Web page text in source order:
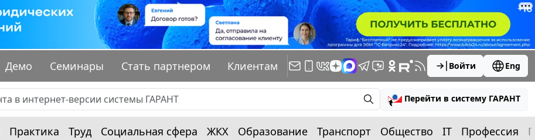
Демо Семинары Стать партнером Клиентам Войти Eng
Перейти в систему ГАРАНТ
Практика Труд Социальная сфера ЖКХ Образование Транспорт Общество IT Профессия